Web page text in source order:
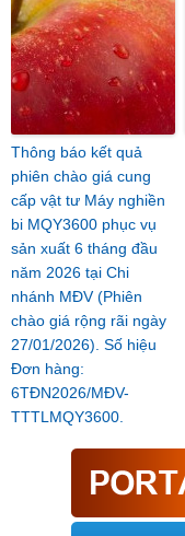
Thông báo kết quả
phiên chào giá cung
cấp vật tư Máy nghiền
bi MQY3600 phục vụ
sản xuất 6 tháng đầu
năm 2026 tại Chi
nhánh MĐV (Phiên
chào giá rộng rãi ngày
27/01/2026). Số hiệu
Đơn hàng:
6TĐN2026/MĐV-
TTTLMQY3600.